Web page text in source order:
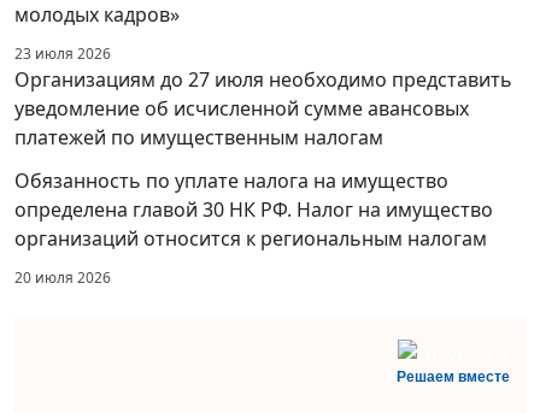
молодых кадров»
23 июля 2026
Организациям до 27 июля необходимо представить
уведомление об исчисленной сумме авансовых
платежей по имущественным налогам
Обязанность по уплате налога на имущество
определена главой 30 НК РФ. Налог на имущество
организаций относится к региональным налогам
20 июля 2026
Решаем вместе